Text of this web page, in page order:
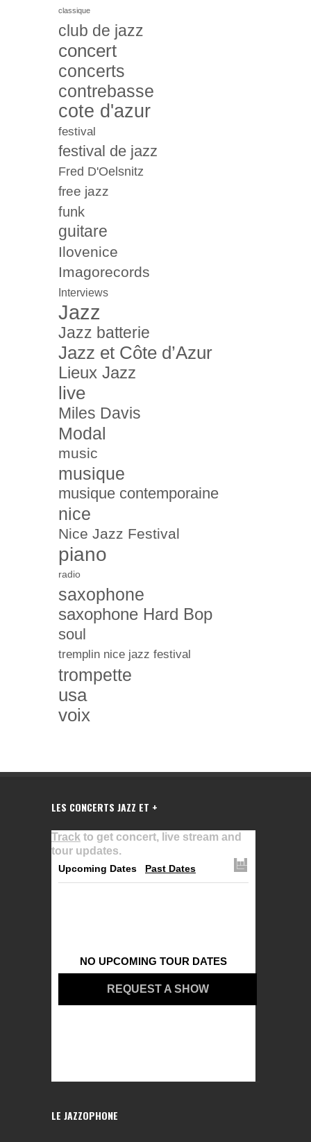
classique
club de jazz
concert
concerts
contrebasse
cote d'azur
festival
festival de jazz
Fred D'Oelsnitz
free jazz
funk
guitare
Ilovenice
Imagorecords
Interviews
Jazz
Jazz batterie
Jazz et Côte d’Azur
Lieux Jazz
live
Miles Davis
Modal
music
musique
musique contemporaine
nice
Nice Jazz Festival
piano
radio
saxophone
saxophone Hard Bop
soul
tremplin nice jazz festival
trompette
usa
voix
LES CONCERTS JAZZ ET +
Track to get concert, live stream and
tour updates.
Upcoming Dates Past Dates
NO UPCOMING TOUR DATES
REQUEST A SHOW
LE JAZZOPHONE